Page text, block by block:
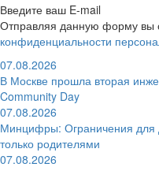
Введите ваш E-mail
Отправляя данную форму вы
конфиденциальности
07.08.2026
В Москве прошла вторая
Community Day
07.08.2026
Минцифры: Ограничения для
только родителями
07.08.2026